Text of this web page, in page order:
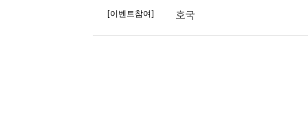
[이벤트참여] 호국